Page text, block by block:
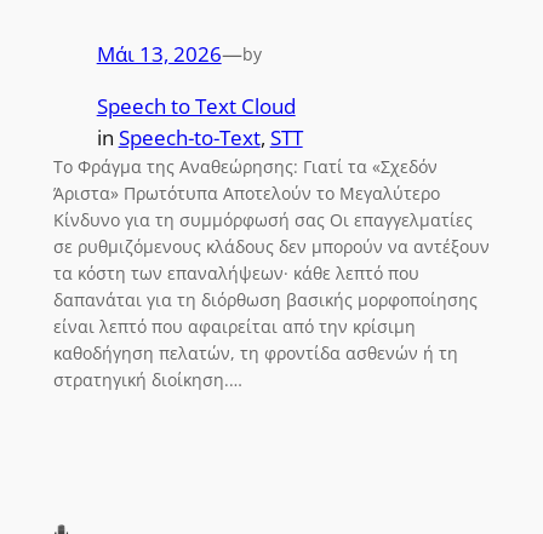
Μάι 13, 2026—by
Speech to Text Cloud
in Speech-to-Text, STT
Το Φράγμα της Αναθεώρησης: Γιατί τα «Σχεδόν
Άριστα» Πρωτότυπα Αποτελούν το Μεγαλύτερο
Κίνδυνο για τη συμμόρφωσή σας Οι επαγγελματίες
σε ρυθμιζόμενους κλάδους δεν μπορούν να αντέξουν
τα κόστη των επαναλήψεων· κάθε λεπτό που
δαπανάται για τη διόρθωση βασικής μορφοποίησης
είναι λεπτό που αφαιρείται από την κρίσιμη
καθοδήγηση πελατών, τη φροντίδα ασθενών ή τη
στρατηγική διοίκηση.…